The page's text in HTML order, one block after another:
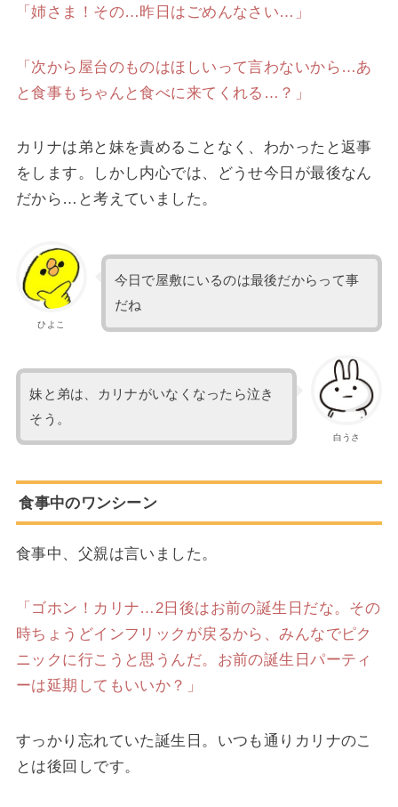
「姉さま！その…昨日はごめんなさい…」
「次から屋台のものはほしいって言わないから…あ
と食事もちゃんと食べに来てくれる…？」
カリナは弟と妹を責めることなく、わかったと返事
をします。しかし内心では、どうせ今日が最後なん
だから…と考えていました。
ひよこ
今日で屋敷にいるのは最後だからって事
だね
白うさ
妹と弟は、カリナがいなくなったら泣き
そう。
食事中のワンシーン
食事中、父親は言いました。
「ゴホン！カリナ…2日後はお前の誕生日だな。その
時ちょうどインフリックが戻るから、みんなでピク
ニックに行こうと思うんだ。お前の誕生日パーティ
ーは延期してもいいか？」
すっかり忘れていた誕生日。いつも通りカリナのこ
とは後回しです。